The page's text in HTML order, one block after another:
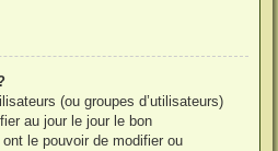
(ou groupes d’utilisateurs)
au jour le jour le bon
le pouvoir de modifier ou